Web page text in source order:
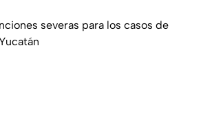
severas para los casos de